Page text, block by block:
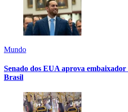
Mundo
Senado dos EUA aprova
Brasil